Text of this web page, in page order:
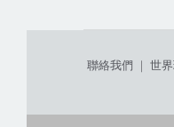
聯絡我們 ｜ 世